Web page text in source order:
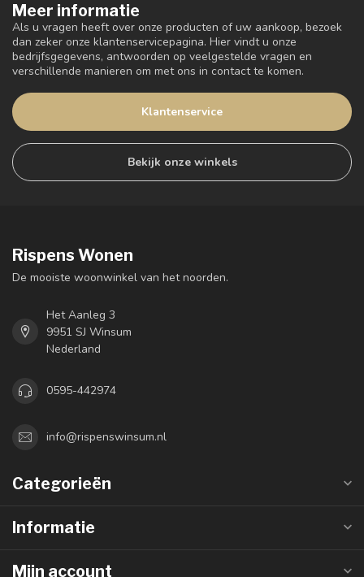
Meer informatie
Als u vragen heeft over onze producten of uw aankoop, bezoek
dan zeker onze klantenservicepagina. Hier vindt u onze
bedrijfsgegevens, antwoorden op veelgestelde vragen en
verschillende manieren om met ons in contact te komen.
Klantenservice
Bekijk onze winkels
Rispens Wonen
De mooiste woonwinkel van het noorden.
Het Aanleg 3
9951 SJ Winsum
Nederland
0595-442974
info@rispenswinsum.nl
Categorieën
Informatie
Mijn account